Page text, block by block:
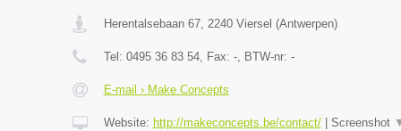
Herentalsebaan 67, 2240 Viersel (Antwerpen)
Tel: 0495 36 83 54, Fax: -, BTW-nr: -
E-mail › Make Concepts
Website: http://makeconcepts.be/contact/| Screenshot